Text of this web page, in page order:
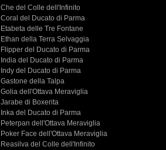
Che del Colle dell'Infinito
Coral del Ducato di Parma
Etabeta delle Tre Fontane
Ethan della Terra Selvaggia
Flipper del Ducato di Parma
India del Ducato di Parma
Indy del Ducato di Parma
Gastone della Talpa
Golia dell'Ottava Meraviglia
Jarabe di Boxerita
Inka del Ducato di Parma
Peterpan dell'Ottava Meraviglia
Poker Face dell'Ottava Meraviglia
Reasilva del Colle dell'Infinito